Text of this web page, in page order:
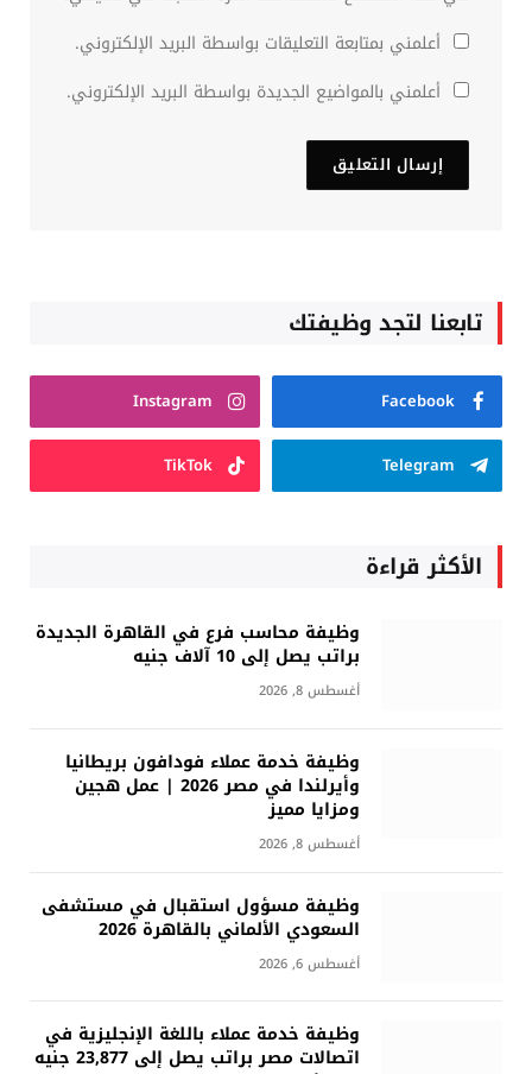
أعلمني بمتابعة التعليقات بواسطة البريد الإلكتروني.
أعلمني بالمواضيع الجديدة بواسطة البريد الإلكتروني.
تابعنا لتجد وظيفتك
Facebook
Instagram
Telegram
TikTok
الأكثر قراءة
وظيفة محاسب فرع في القاهرة الجديدة
براتب يصل إلى 10 آلاف جنيه
أغسطس 8, 2026
وظيفة خدمة عملاء فودافون بريطانيا
وأيرلندا في مصر 2026 | عمل هجين
ومزايا مميز
أغسطس 8, 2026
وظيفة مسؤول استقبال في مستشفى
السعودي الألماني بالقاهرة 2026
أغسطس 6, 2026
وظيفة خدمة عملاء باللغة الإنجليزية في
اتصالات مصر براتب يصل إلى 23,877 جنيه